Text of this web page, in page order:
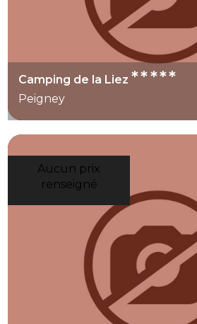
Camping de la Liez*****
Peigney
Aucun prix
renseigné